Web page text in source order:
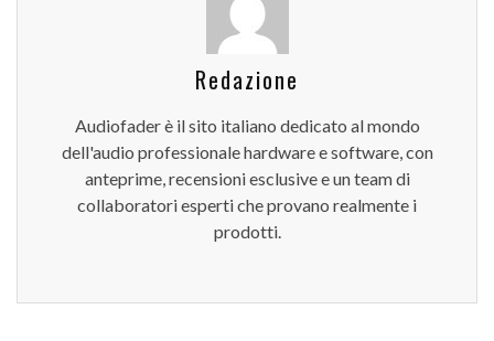
Redazione
Audiofader è il sito italiano dedicato al mondo
dell'audio professionale hardware e software, con
anteprime, recensioni esclusive e un team di
collaboratori esperti che provano realmente i
prodotti.